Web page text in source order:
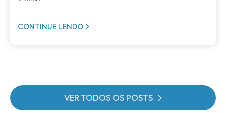
CONTINUE LENDO
VER TODOS OS POSTS